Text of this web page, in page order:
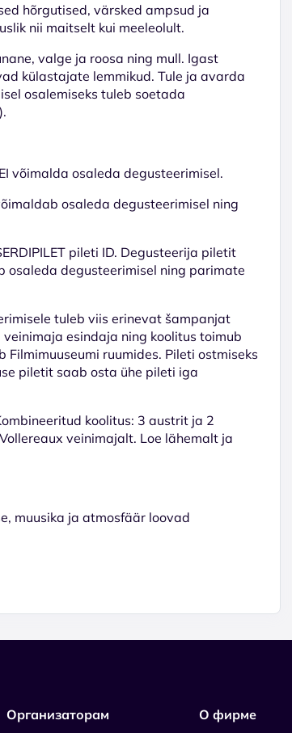
hõrgutised, värsked ampsud ja
nii maitselt kui meeleolult.
valge ja roosa ning mull. Igast
külastajate lemmikud. Tule ja avarda
osalemiseks tuleb soetada
võimalda osaleda degusteerimisel.
osaleda degusteerimisel ning
pileti ID. Degusteerija piletit
osaleda degusteerimisel ning parimate
tuleb viis erinevat šampanjat
esindaja ning koolitus toimub
ruumides. Pileti ostmiseks
piletit saab osta ühe pileti iga
koolitus: 3 austrit ja 2
veinimajalt. Loe lähemalt ja
muusika ja atmosfäär loovad
Организаторам О фирме